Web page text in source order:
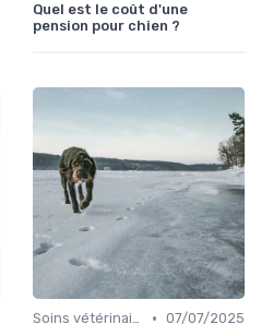
Quel est le coût d'une
pension pour chien ?
Soins vétérinaires pour chiens de chasse • 07/07/2025